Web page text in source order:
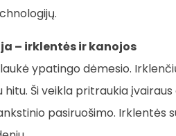
– irklentės ir kanojos
ypatingo dėmesio.
Ši veikla pritraukia
pasiruošimo. Irklentės